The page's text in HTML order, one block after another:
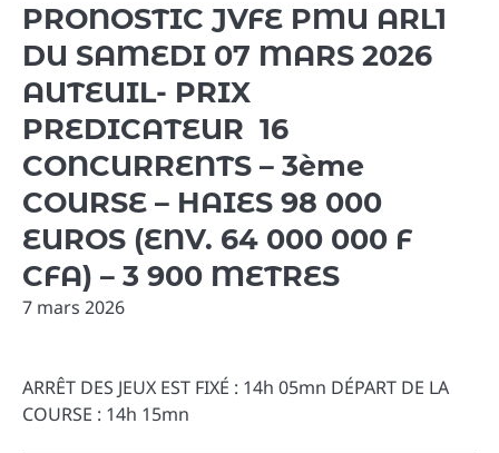
PRONOSTIC JVFE PMU ARL1
DU SAMEDI 07 MARS 2026
AUTEUIL- PRIX
PREDICATEUR 16
CONCURRENTS – 3ème
COURSE – HAIES 98 000
EUROS (ENV. 64 000 000 F
CFA) – 3 900 METRES
7 mars 2026
ARRÊT DES JEUX EST FIXÉ : 14h 05mn DÉPART DE LA
COURSE : 14h 15mn